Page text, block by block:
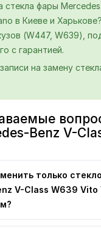
стекла фары
в Киеве и
(W447, W639),
с гарантией.
на замену
Benz V-
только
V-Class W639 Vito